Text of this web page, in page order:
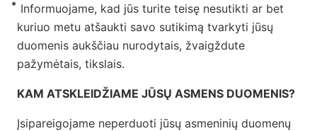
⃰ Informuojame, kad jūs turite teisę nesutikti ar bet
kuriuo metu atšaukti savo sutikimą tvarkyti jūsų
duomenis aukščiau nurodytais, žvaigždute
pažymėtais, tikslais.
KAM ATSKLEIDŽIAME JŪSŲ ASMENS DUOMENIS?
Įsipareigojame neperduoti jūsų asmeninių duomenų